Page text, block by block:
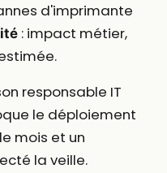
d'imprimante
: impact métier,
responsable IT
le déploiement
mois et un
la veille.